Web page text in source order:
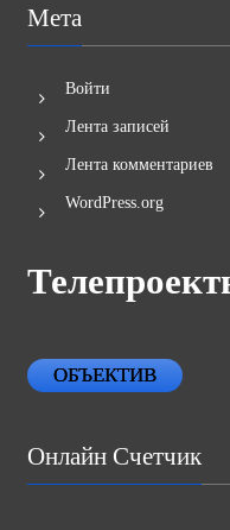
Мета
Войти
Лента записей
Лента комментариев
WordPress.org
ОБЪЕКТИВ
Онлайн Счетчик